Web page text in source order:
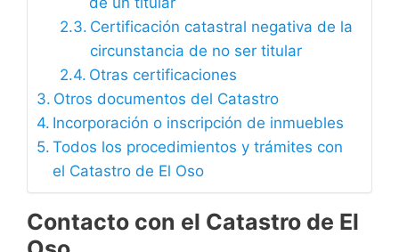
Certificación catastral negativa de la
circunstancia de no ser titular
Otras certificaciones
Otros documentos del Catastro
Incorporación o inscripción de inmuebles
Todos los procedimientos y trámites con
el Catastro de El Oso
Contacto con el Catastro de El